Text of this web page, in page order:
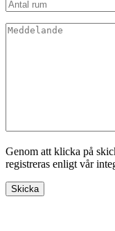
Genom att klicka på
registreras enligt vår